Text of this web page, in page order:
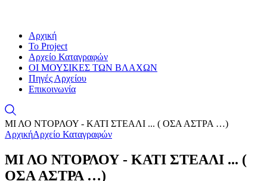
Αρχική
Το Project
Αρχείο Καταγραφών
ΟΙ ΜΟΥΣΙΚΕΣ ΤΩΝ ΒΛΑΧΩΝ
Πηγές Αρχείου
Επικοινωνία
ΜΙ ΛΟ ΝΤΟΡΛΟΥ - ΚΑΤΙ ΣΤΕΑΛΙ ... ( ΟΣΑ ΑΣΤΡΑ …)
ΑρχικήΑρχείο Καταγραφών
ΜΙ ΛΟ ΝΤΟΡΛΟΥ - ΚΑΤΙ ΣΤΕΑΛΙ ... (
ΟΣΑ ΑΣΤΡΑ …)